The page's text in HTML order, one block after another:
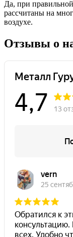
Да, при
рассчитаны на
воздухе.
Отзывы о